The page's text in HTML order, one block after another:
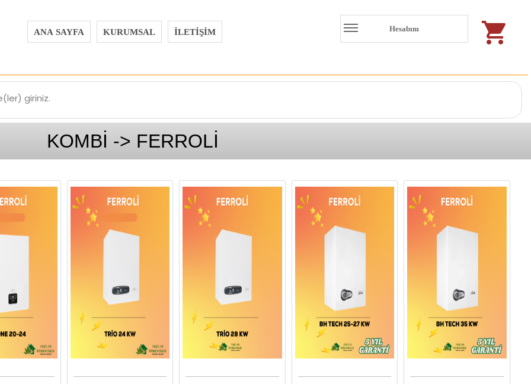
ANA SAYFA KURUMSAL İLETİŞİM Hesabım
giriniz.
KOMBİ -> FERROLİ